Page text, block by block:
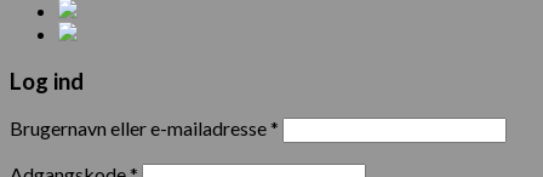
Log ind
Brugernavn eller e-mailadresse*